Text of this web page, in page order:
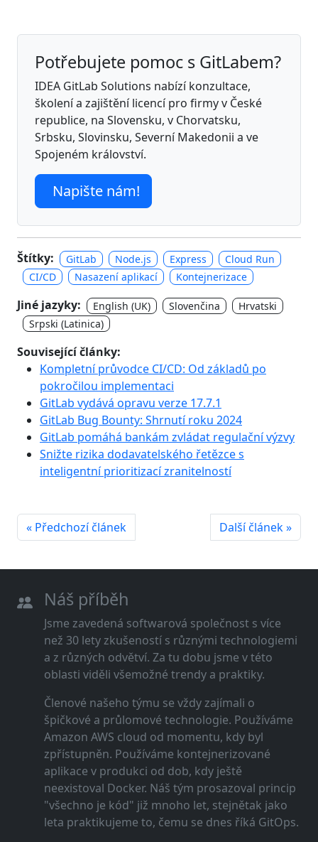
Potřebujete pomoc s GitLabem?
IDEA GitLab Solutions nabízí konzultace,
školení a zajištění licencí pro firmy v České
republice, na Slovensku, v Chorvatsku,
Srbsku, Slovinsku, Severní Makedonii a ve
Spojeném království.
Napište nám!
Štítky: GitLab Node.js Express
Cloud Run
CI/CD
Nasazení aplikací Kontejnerizace
Jiné jazyky: English (UK) Slovenčina
Hrvatski
Srpski (Latinica)
Související články:
Kompletní průvodce CI/CD: Od základů po
pokročilou implementaci
GitLab vydává opravu verze 17.7.1
GitLab Bug Bounty: Shrnutí roku 2024
GitLab pomáhá bankám zvládat regulační výzvy
Snižte rizika dodavatelského řetězce s
inteligentní prioritizací zranitelností
« Předchozí článek Další článek »
Náš příběh
Jsme zavedená softwarová společnost s více
než 30 lety zkušeností s různými technologiemi
a z různých odvětví. Za tu dobu jsme v této
oblasti viděli všemožné trendy a praktiky.
Členové našeho týmu se vždy zajímali o
špičkové a průlomové technologie. Používáme
Amazon AWS cloud od momentu, kdy byl
zpřístupněn. Používáme kontejnerizované
aplikace v produkci od dob, kdy ještě
neexistoval Docker. Náš tým prosazoval princip
"všechno je kód" již mnoho let, stejnětak jako
leta praktikujeme to, čemu se dnes říká GitOps.